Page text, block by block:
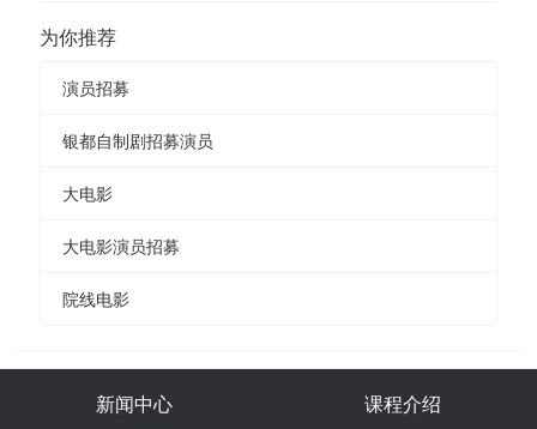
为你推荐
演员招募
银都自制剧招募演员
大电影
大电影演员招募
院线电影
新闻中心 课程介绍